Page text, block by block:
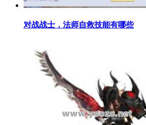
对战战士，法师自救技能有哪些